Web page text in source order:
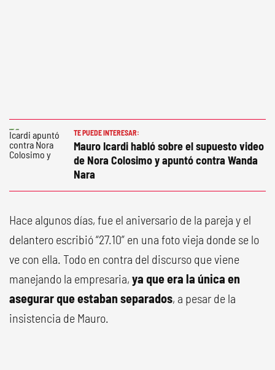
TE PUEDE INTERESAR:
Mauro Icardi habló sobre el supuesto video
de Nora Colosimo y apuntó contra Wanda
Nara
Hace algunos días, fue el aniversario de la pareja y el
delantero escribió “27.10” en una foto vieja donde se lo
ve con ella. Todo en contra del discurso que viene
manejando la empresaria, ya que era la única en
asegurar que estaban separados, a pesar de la
insistencia de Mauro.